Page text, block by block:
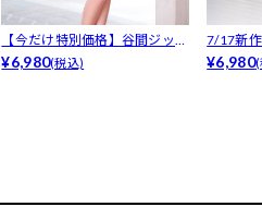
【今だけ特別価格】谷間ジップ
×カットア...
¥6,980(税込)
7/17新
ルテ...
¥6,980(